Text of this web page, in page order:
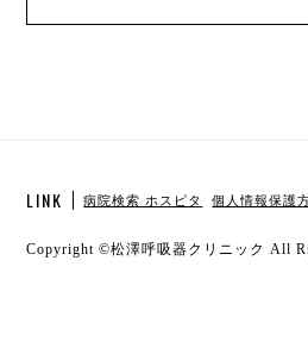
LINK 病院検索 ホスピタ 個人情報保護
Copyright ©松澤呼吸器クリニック All